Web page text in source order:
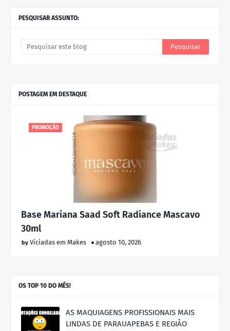
PESQUISAR ASSUNTO:
POSTAGEM EM DESTAQUE
PROMOÇÃO
Base Mariana Saad Soft Radiance Mascavo
30ml
Viciadas em Makes agosto 10, 2026
OS TOP 10 DO MÊS!
AS MAQUIAGENS PROFISSIONAIS MAIS
LINDAS DE PARAUAPEBAS E REGIÃO